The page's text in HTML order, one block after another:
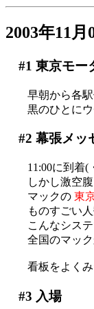
2003年11月
#1 東京モー
早朝から各
黒のひとに
#2 幕張メッ
11:00に到着(
しかし激空
マックの 東
ものすごい
こんなシス
全国のマッ
看板をよく
#3 入場